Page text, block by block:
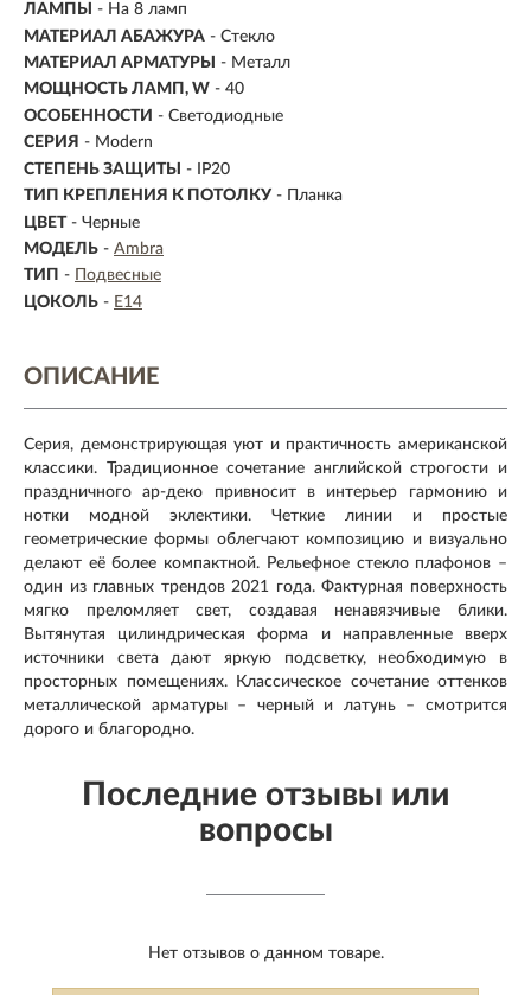
ЛАМПЫ
- На 8 ламп
МАТЕРИАЛ АБАЖУРА - Стекло
МАТЕРИАЛ АРМАТУРЫ
- Металл
МОЩНОСТЬ ЛАМП, W - 40
ОСОБЕННОСТИ - Светодиодные
СЕРИЯ - Modern
СТЕПЕНЬ ЗАЩИТЫ
- IP20
ТИП КРЕПЛЕНИЯ К ПОТОЛКУ - Планка
ЦВЕТ - Черные
МОДЕЛЬ - Ambra
ТИП -
Подвесные
ЦОКОЛЬ - E14
ОПИСАНИЕ
Серия, демонстрирующая уют и практичность американской
классики. Традиционное сочетание английской строгости и
праздничного ар-деко привносит в интерьер гармонию и
нотки модной эклектики. Четкие линии и простые
геометрические формы облегчают композицию и визуально
делают её более компактной. Рельефное стекло плафонов –
один из главных трендов 2021 года. Фактурная поверхность
мягко преломляет свет, создавая ненавязчивые блики.
Вытянутая цилиндрическая форма и направленные вверх
источники света дают яркую подсветку, необходимую в
просторных помещениях. Классическое сочетание оттенков
металлической арматуры – черный и латунь – смотрится
дорого и благородно.
Последние отзывы или
вопросы
Нет отзывов о данном товаре.